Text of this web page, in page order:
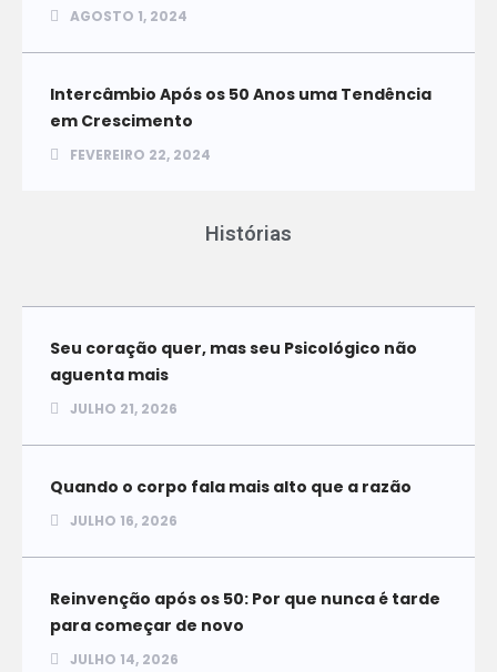
AGOSTO 1, 2024
Intercâmbio Após os 50 Anos uma Tendência
em Crescimento
FEVEREIRO 22, 2024
Histórias
Seu coração quer, mas seu Psicológico não
aguenta mais
JULHO 21, 2026
Quando o corpo fala mais alto que a razão
JULHO 16, 2026
Reinvenção após os 50: Por que nunca é tarde
para começar de novo
JULHO 14, 2026